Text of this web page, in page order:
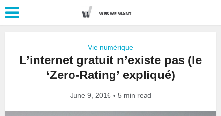
Vie numérique
L’internet gratuit n’existe pas (le
‘Zero-Rating’ expliqué)
June 9, 2016 5 min read